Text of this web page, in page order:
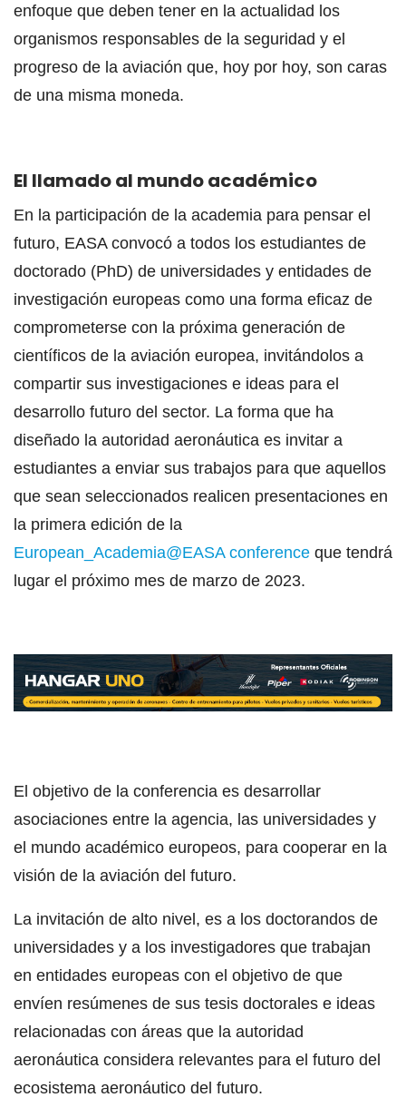
enfoque que deben tener en la actualidad los
organismos responsables de la seguridad y el
progreso de la aviación que, hoy por hoy, son caras
de una misma moneda.
El llamado al mundo académico
En la participación de la academia para pensar el
futuro, EASA convocó a todos los estudiantes de
doctorado (PhD) de universidades y entidades de
investigación europeas como una forma eficaz de
comprometerse con la próxima generación de
científicos de la aviación europea, invitándolos a
compartir sus investigaciones e ideas para el
desarrollo futuro del sector. La forma que ha
diseñado la autoridad aeronáutica es invitar a
estudiantes a enviar sus trabajos para que aquellos
que sean seleccionados realicen presentaciones en
la primera edición de la
European_Academia@EASA conference que tendrá
lugar el próximo mes de marzo de 2023.
El objetivo de la conferencia es desarrollar
asociaciones entre la agencia, las universidades y
el mundo académico europeos, para cooperar en la
visión de la aviación del futuro.
La invitación de alto nivel, es a los doctorandos de
universidades y a los investigadores que trabajan
en entidades europeas con el objetivo de que
envíen resúmenes de sus tesis doctorales e ideas
relacionadas con áreas que la autoridad
aeronáutica considera relevantes para el futuro del
ecosistema aeronáutico del futuro.